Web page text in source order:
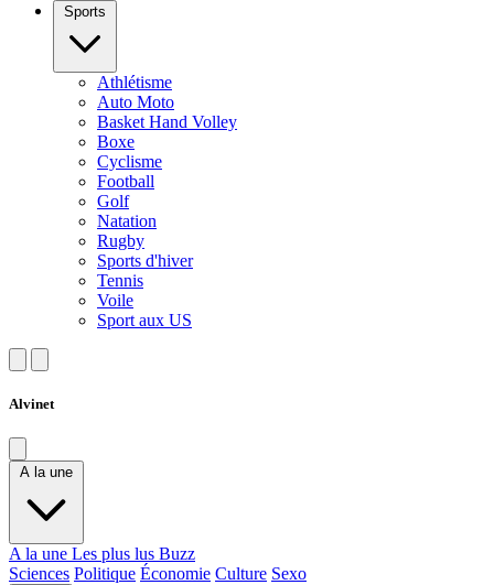
Sports
Athlétisme
Auto Moto
Basket Hand Volley
Boxe
Cyclisme
Football
Golf
Natation
Rugby
Sports d'hiver
Tennis
Voile
Sport aux US
Alvinet
A la une
A la une Les plus lus Buzz
Sciences Politique Économie Culture Sexo